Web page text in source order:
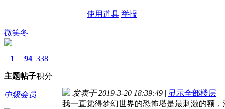
使用道具 举报
微笑冬
1
主题
94
帖子
338
积分
中级会员 发表于 2019-3-20 18:39:49 | 显示全部楼层
我一直觉得梦幻世界的恐怖塔是最刺激的额